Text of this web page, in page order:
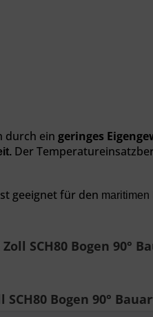
durch ein geringes
. Der
geeignet für den maritimen
SCH80 Bogen 90°
Bogen 90°